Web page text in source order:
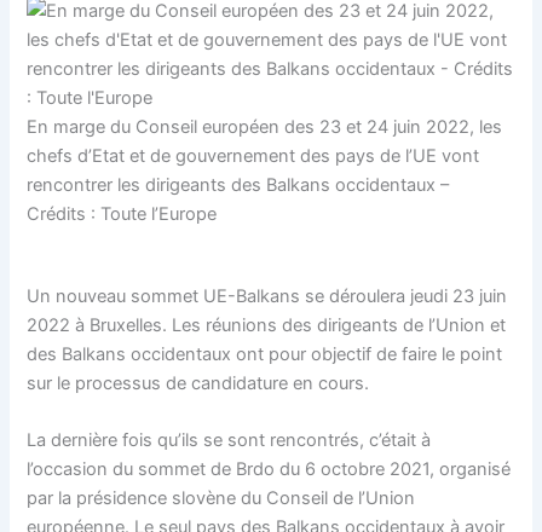
En marge du Conseil européen des 23 et 24 juin 2022, les
chefs d’Etat et de gouvernement des pays de l’UE vont
rencontrer les dirigeants des Balkans occidentaux –
Crédits : Toute l’Europe
Un nouveau sommet UE-Balkans se déroulera jeudi 23 juin
2022 à Bruxelles. Les réunions des dirigeants de l’Union et
des Balkans occidentaux ont pour objectif de faire le point
sur le processus de candidature en cours.
La dernière fois qu’ils se sont rencontrés, c’était à
l’occasion du sommet de Brdo du 6 octobre 2021, organisé
par la présidence slovène du Conseil de l’Union
européenne. Le seul pays des Balkans occidentaux à avoir